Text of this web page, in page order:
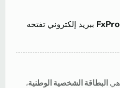
ببريد إلكتروني تفتحه
هي البطاقة الشخصية الوطنية،